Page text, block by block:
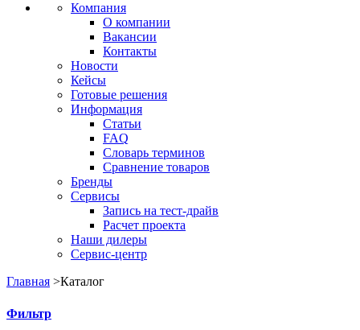
Компания
О компании
Вакансии
Контакты
Новости
Кейсы
Готовые решения
Информация
Статьи
FAQ
Словарь терминов
Сравнение товаров
Бренды
Сервисы
Запись на тест-драйв
Расчет проекта
Наши дилеры
Сервис-центр
Главная >Каталог
Фильтр